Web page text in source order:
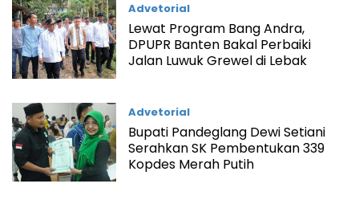
Advetorial
Lewat Program Bang Andra,
DPUPR Banten Bakal Perbaiki
Jalan Luwuk Grewel di Lebak
Advetorial
Bupati Pandeglang Dewi Setiani
Serahkan SK Pembentukan 339
Kopdes Merah Putih